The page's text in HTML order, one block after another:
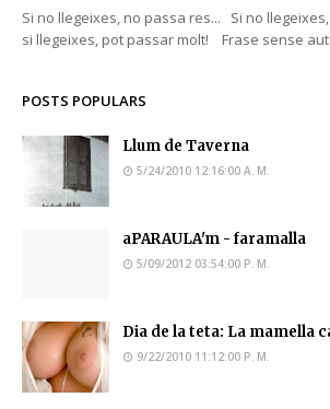
Si no llegeixes, no passa res... Si no
si llegeixes, pot passar molt! Frase sense
POSTS POPULARS
Llum de Taverna
5/24/2010 12:16:00 A. M.
aPARAULA'm - faramalla
5/09/2012 03:54:00 P. M.
Dia de la teta: La mamella
9/22/2010 11:12:00 P. M.